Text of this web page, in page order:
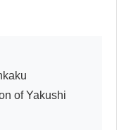
of Yakushi